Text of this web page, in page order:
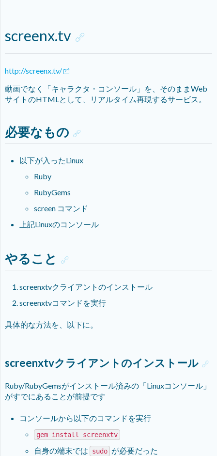
screenx.tv
http://screenx.tv/
動画でなく「キャラクタ・コンソール」を、そのままWeb
サイトのHTMLとして、リアルタイム再現するサービス。
必要なもの
以下が入ったLinux
Ruby
RubyGems
screen コマンド
上記Linuxのコンソール
やること
screenxtvクライアントのインストール
screenxtvコマンドを実行
具体的な方法を、以下に。
screenxtvクライアントのインストール
Ruby/RubyGemsがインストール済みの「Linuxコンソール」
がすでにあることが前提です
コンソールから以下のコマンドを実行
gem install screenxtv
自身の端末では sudo が必要だった